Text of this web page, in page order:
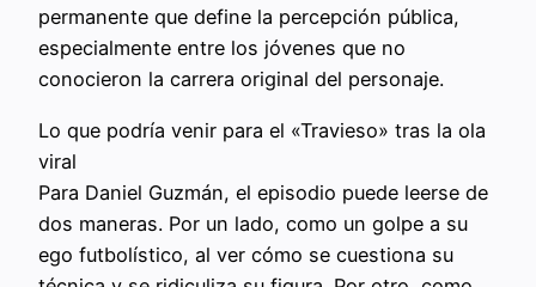
permanente que define la percepción pública,
especialmente entre los jóvenes que no
conocieron la carrera original del personaje.
Lo que podría venir para el «Travieso» tras la ola
viral
Para Daniel Guzmán, el episodio puede leerse de
dos maneras. Por un lado, como un golpe a su
ego futbolístico, al ver cómo se cuestiona su